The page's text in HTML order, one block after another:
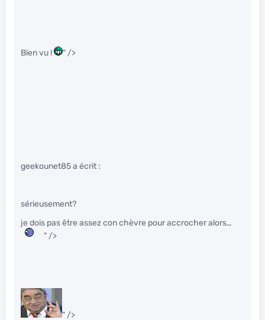
Bien vu ! " />
geekounet85 a écrit :
sérieusement?
je dois pas être assez con chèvre pour accrocher alors…
" />
" />